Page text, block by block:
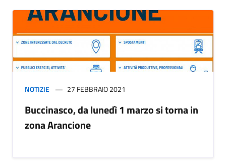
NOTIZIE 27 FEBBRAIO 2021
Buccinasco, da lunedì 1 marzo si torna in
zona Arancione